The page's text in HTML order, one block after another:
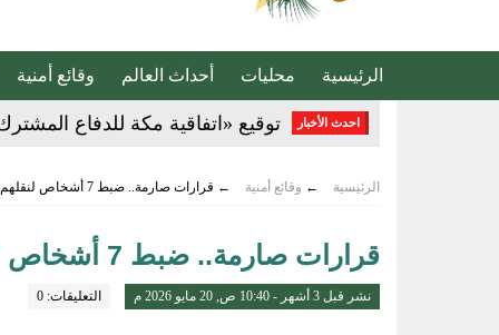
الرئيسية محليات أحداث العالم وقائع أمنية
احدث الأخبار توقيع «اتفاقية مكة للدفاع
المركز الإعلامي بنادي الفتح ..
تحذير عاجل من «الغذاء والدواء»
الرئيسية ← وقائع أمنية ← قرارات صارمة.. ضبط 7 أشخاص لنقلهم 13 مخالفًا لا يحملون تصاريح الحج
قرارات صارمة.. ضبط 7 أشخاص لنقلهم 13 مخالفًا لا يحملون تصاريح الحج
نشر قبل 3 أشهر - 10:40 ص, 20 مايو 2026 م التعليقات: 0